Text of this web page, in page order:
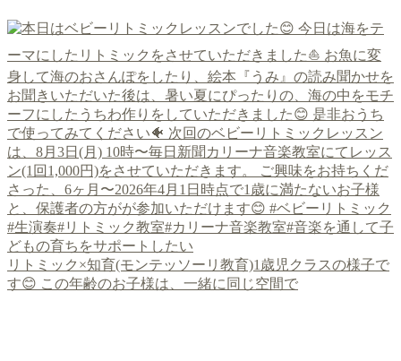
リトミック×知育(モンテッソーリ教育)1歳児クラスの様子で
す😊 この年齢のお子様は、一緒に同じ空間で